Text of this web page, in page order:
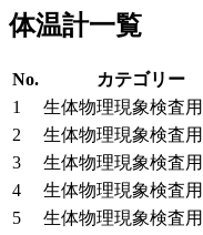
体温計一覧
No. カテゴリー
1
生体物理現象検査
2
生体物理現象検査
3
生体物理現象検査
4
生体物理現象検査
5
生体物理現象検査